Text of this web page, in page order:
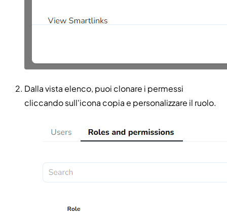
Dalla vista elenco, puoi clonare i permessi
cliccando sull'icona copia e personalizzare il ruolo.